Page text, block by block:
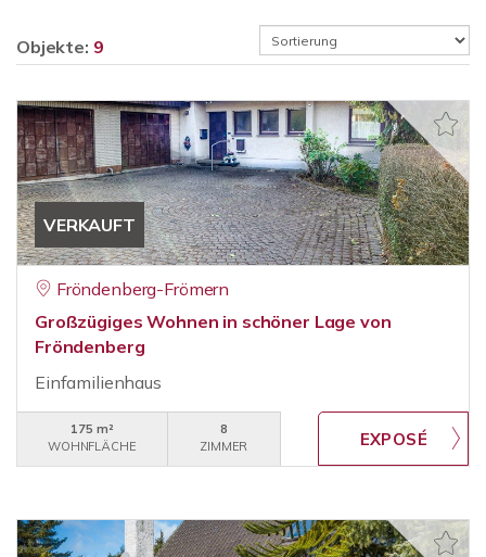
Objekte: 9
VERKAUFT
Fröndenberg-Frömern
Großzügiges Wohnen in schöner Lage von
Fröndenberg
Einfamilienhaus
175 m²
WOHNFLÄCHE
8
ZIMMER